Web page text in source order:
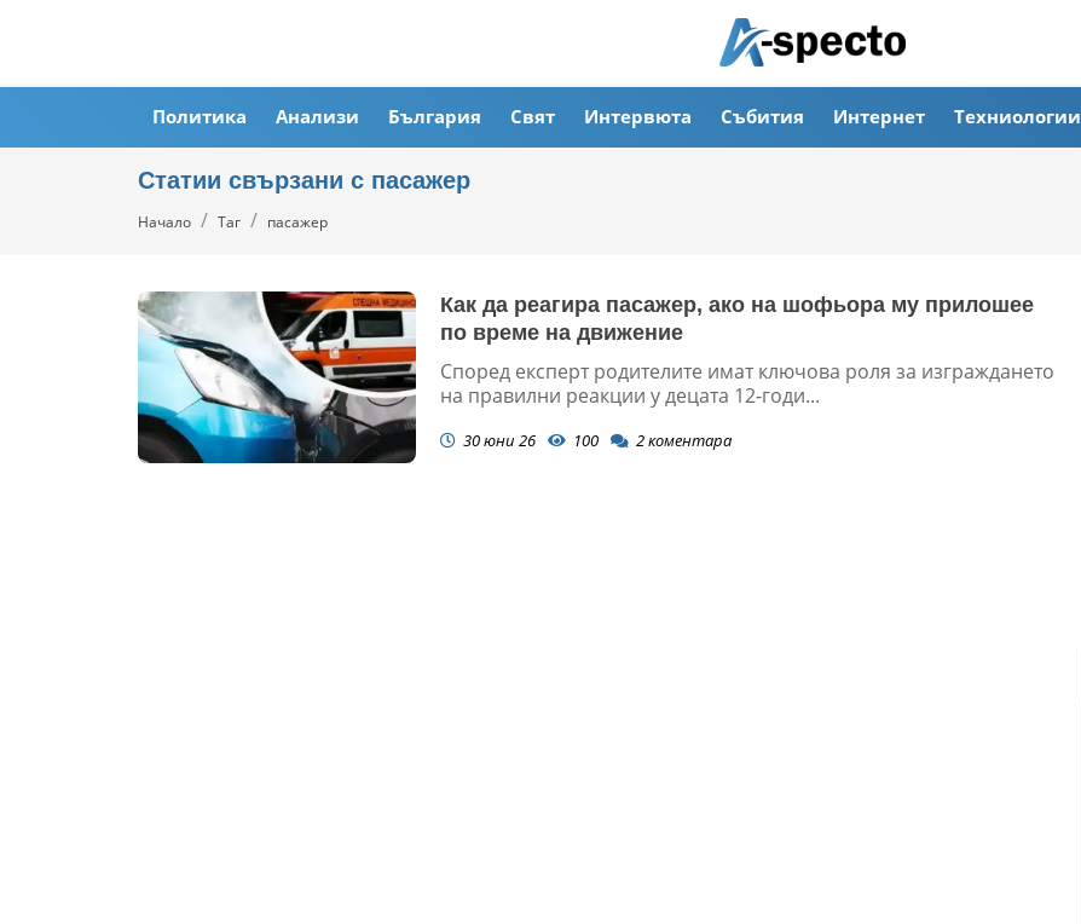
Политика Анализи България Свят Интервюта Събития Интернет Техниологии
Статии свързани с пасажер
Начало Таг пасажер
Как да реагира пасажер, ако на шофьора му прилошее
по време на движение
Според експерт родителите имат ключова роля за изграждането
на правилни реакции у децата 12-годи...
30 юни 26 100 2коментара